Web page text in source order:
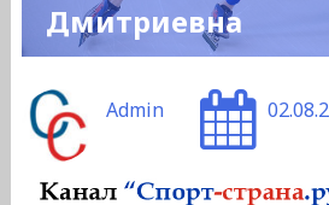
Дмитриевна
Admin